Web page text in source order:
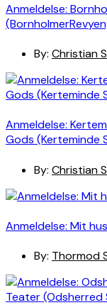
Anmeldelse:
By: Christian
Anmeldelse:
Gods (Kerteminde
By: Christian
Anmeldelse: Mit
By: Thormod